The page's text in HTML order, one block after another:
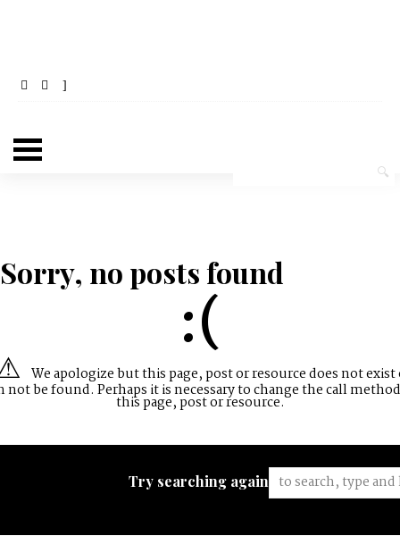
Sorry, no posts found
:(
We apologize but this page, post or resource does not exist
not be found. Perhaps it is necessary to change the call
this page, post or resource.
Try searching again: